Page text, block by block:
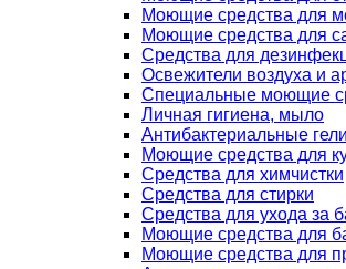
Моющие средства для
Моющие средства для
Средства для
Освежители воздуха и
Специальные моющие
Личная гигиена, мыло
Антибактериальные
Моющие средства для
Средства для химчистки
Средства для стирки
Средства для ухода за
Моющие средства для
Моющие средства для